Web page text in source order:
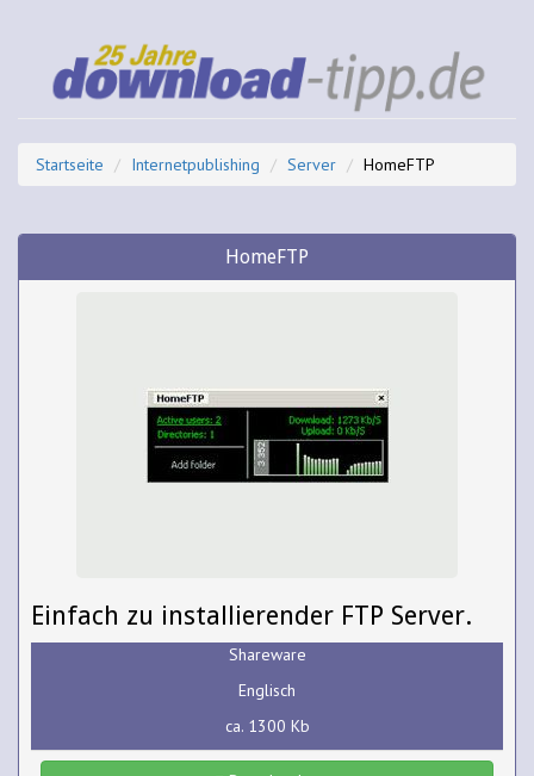
Startseite Internetpublishing Server HomeFTP
HomeFTP
Einfach zu installierender FTP Server.
Shareware
Englisch
ca. 1300 Kb